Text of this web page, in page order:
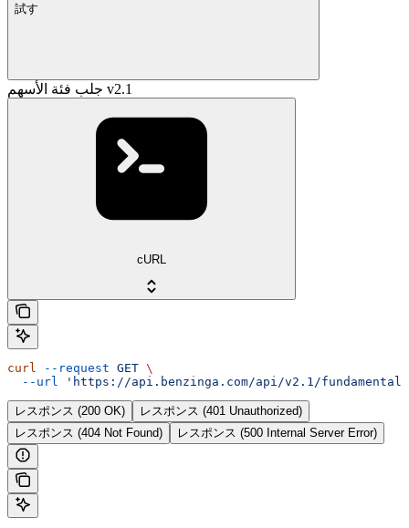
試す
جلب فئة الأسهم v2.1
cURL
curl --request GET \
  --url
'https://api.benzinga.com/api/v2.1/
レスポンス (200 OK)
レスポンス (401 Unauthorized)
レスポンス (404 Not Found)
レスポンス (500 Internal Server Error)